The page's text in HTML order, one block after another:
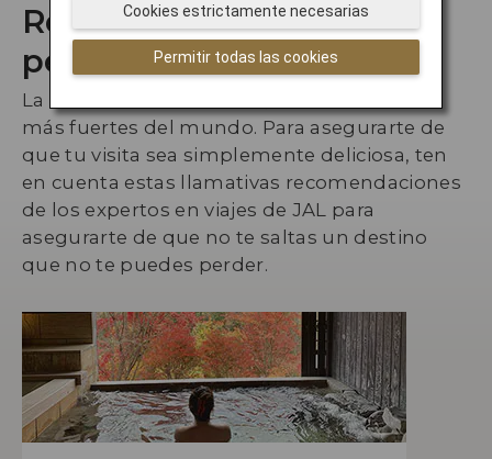
Recomendaciones del
personal de JAL
La cultura culinaria de Japón es una de las
más fuertes del mundo. Para asegurarte de
que tu visita sea simplemente deliciosa, ten
en cuenta estas llamativas recomendaciones
de los expertos en viajes de JAL para
asegurarte de que no te saltas un destino
que no te puedes perder.
Permitir todas las cookies
Cookies estrictamente necesarias